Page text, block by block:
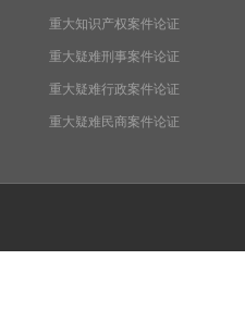
重大知识产权案件论证
重大疑难刑事案件论证
重大疑难行政案件论证
重大疑难民商案件论证